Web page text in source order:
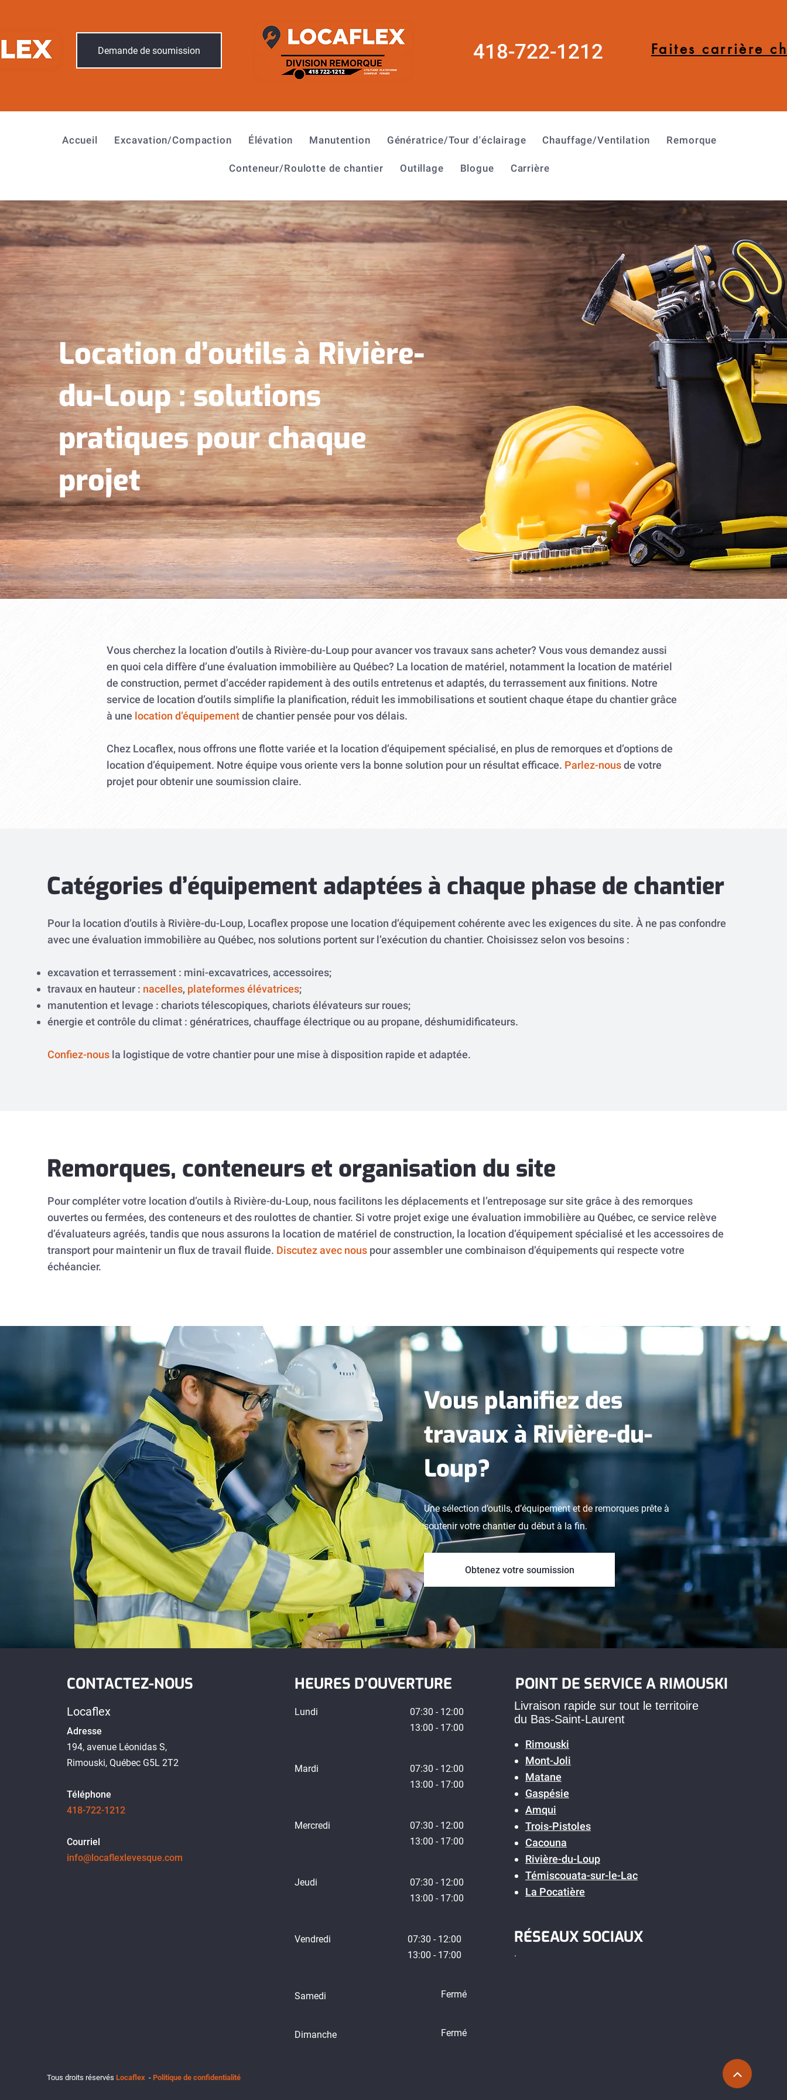
Demande de soumission 418-722-1212 Faites carrière
Accueil Excavation/Compaction Élévation Manutention Génératrice/Tour d'éclairage Chauffage/Ventilation Remorque
Conteneur/Roulotte de chantier Outillage Blogue Carrière
Location d’outils à Rivière-
du-Loup : solutions
pratiques pour chaque
projet
Vous cherchez la location d’outils à Rivière-du-Loup pour avancer vos travaux sans acheter? Vous vous demandez aussi
en quoi cela diffère d’une évaluation immobilière au Québec? La location de matériel, notamment la location de matériel
de construction, permet d’accéder rapidement à des outils entretenus et adaptés, du terrassement aux finitions. Notre
service de location d’outils simplifie la planification, réduit les immobilisations et soutient chaque étape du chantier grâce
à une location d’équipementde chantier pensée pour vos délais.
Chez Locaflex, nous offrons une flotte variée et la location d’équipement spécialisé, en plus de remorques et d’options de
location d’équipement. Notre équipe vous oriente vers la bonne solution pour un résultat efficace. Parlez-nousde votre
projet pour obtenir une soumission claire.
Catégories d’équipement adaptées à chaque phase de chantier
Pour la location d’outils à Rivière-du-Loup, Locaflex propose une location d’équipement cohérente avec les exigences du site. À ne pas confondre
avec une évaluation immobilière au Québec, nos solutions portent sur l’exécution du chantier. Choisissez selon vos besoins :
excavation et terrassement : mini-excavatrices, accessoires;
travaux en hauteur : nacelles, plateformes élévatrices;
manutention et levage : chariots télescopiques, chariots élévateurs sur roues;
énergie et contrôle du climat : génératrices, chauffage électrique ou au propane, déshumidificateurs.
Confiez-nous la logistique de votre chantier pour une mise à disposition rapide et adaptée.
Remorques, conteneurs et organisation du site
Pour compléter votre location d’outils à Rivière-du-Loup, nous facilitons les déplacements et l’entreposage sur site grâce à des remorques
ouvertes ou fermées, des conteneurs et des roulottes de chantier. Si votre projet exige une évaluation immobilière au Québec, ce service relève
d’évaluateurs agréés, tandis que nous assurons la location de matériel de construction, la location d’équipement spécialisé et les accessoires de
transport pour maintenir un flux de travail fluide. Discutez avec nous pour assembler une combinaison d’équipements qui respecte votre
échéancier.
Vous planifiez des
travaux à Rivière-du-
Loup?
Une sélection d’outils, d’équipement et de remorques prête à
soutenir votre chantier du début à la fin.
Obtenez votre soumission
CONTACTEZ-NOUS
Locaflex
Adresse
194, avenue Léonidas S,
Rimouski, Québec G5L 2T2
Téléphone
418-722-1212
Courriel
info@locaflexlevesque.com
HEURES D’OUVERTURE
Lundi
07:30 - 12:00
13:00 - 17:00
Mardi
07:30 - 12:00
13:00 - 17:00
Mercredi
07:30 - 12:00
13:00 - 17:00
Jeudi
07:30 - 12:00
13:00 - 17:00
Vendredi
07:30 - 12:00
13:00 - 17:00
Samedi Fermé
Dimanche Fermé
POINT DE SERVICE A RIMOUSKI
Livraison rapide sur tout le territoire
du Bas-Saint-Laurent
Rimouski
Mont-Joli
Matane
Gaspésie
Amqui
Trois-Pistoles
Cacouna
Rivière-du-Loup
Témiscouata-sur-le-Lac
La Pocatière
RÉSEAUX SOCIAUX
Tous droits réservés Locaflex - Politique de confidentialité